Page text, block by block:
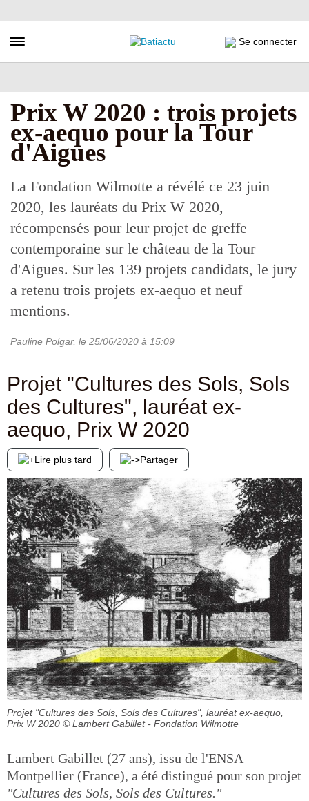
au
principal
Toggle navigation Se connecter
Prix W 2020 : trois projets
ex-aequo pour la Tour
d'Aigues
La Fondation Wilmotte a révélé ce 23 juin
2020, les lauréats du Prix W 2020,
récompensés pour leur projet de greffe
contemporaine sur le château de la Tour
d'Aigues. Sur les 139 projets candidats, le jury
a retenu trois projets ex-aequo et neuf
mentions.
Pauline Polgar, le 25/06/2020 à 15:09
Projet "Cultures des Sols, Sols
des Cultures", lauréat ex-
aequo, Prix W 2020
Lire plus tard Partager
Projet "Cultures des Sols, Sols des Cultures", lauréat ex-aequo,
Prix W 2020 © Lambert Gabillet - Fondation Wilmotte
Lambert Gabillet (27 ans), issu de l'ENSA
Montpellier (France), a été distingué pour son projet
"Cultures des Sols, Sols des Cultures."